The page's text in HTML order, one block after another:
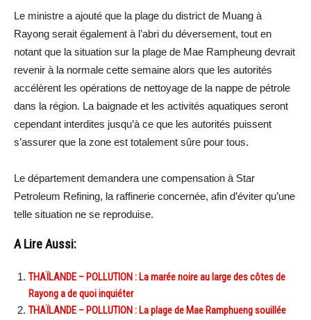
Le ministre a ajouté que la plage du district de Muang à
Rayong serait également à l’abri du déversement, tout en
notant que la situation sur la plage de Mae Rampheung devrait
revenir à la normale cette semaine alors que les autorités
accélèrent les opérations de nettoyage de la nappe de pétrole
dans la région. La baignade et les activités aquatiques seront
cependant interdites jusqu’à ce que les autorités puissent
s’assurer que la zone est totalement sûre pour tous.
Le département demandera une compensation à Star
Petroleum Refining, la raffinerie concernée, afin d’éviter qu’une
telle situation ne se reproduise.
A Lire Aussi:
THAÏLANDE – POLLUTION : La marée noire au large des côtes de
Rayong a de quoi inquiéter
THAÏLANDE – POLLUTION : La plage de Mae Ramphueng souillée